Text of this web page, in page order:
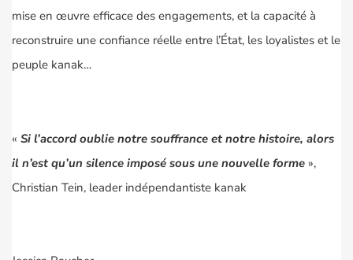
mise en œuvre efficace des engagements, et la capacité à
reconstruire une confiance réelle entre l’État, les loyalistes et le
peuple kanak…
« Si l’accord oublie notre souffrance et notre histoire, alors
il n’est qu’un silence imposé sous une nouvelle forme »,
Christian Tein, leader indépendantiste kanak